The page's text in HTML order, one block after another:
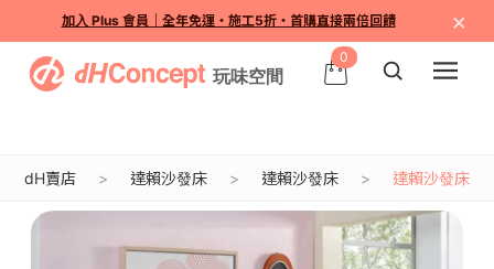
加入 Plus 會員｜全年免運・施工5折・首購直接兩倍回饋 ×
0
dH賣店 達賴沙發床 達賴沙發床 達賴沙發床